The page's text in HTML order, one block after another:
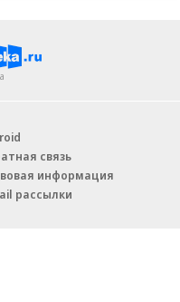
связь
информация
рассылки